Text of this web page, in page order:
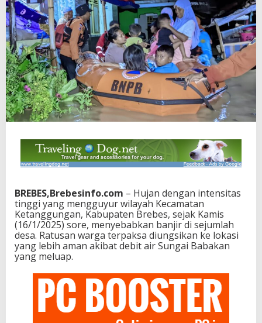
BREBES,Brebesinfo.com – Hujan dengan intensitas
tinggi yang mengguyur wilayah Kecamatan
Ketanggungan, Kabupaten Brebes, sejak Kamis
(16/1/2025) sore, menyebabkan banjir di sejumlah
desa. Ratusan warga terpaksa diungsikan ke lokasi
yang lebih aman akibat debit air Sungai Babakan
yang meluap.